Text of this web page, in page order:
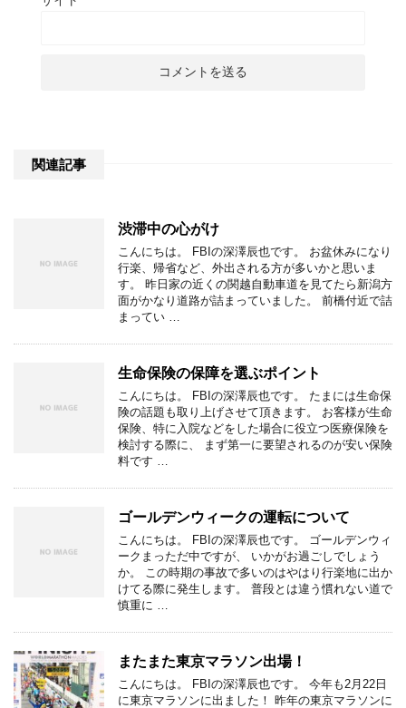
関連記事
渋滞中の心がけ
こんにちは。 FBIの深澤辰也です。 お盆休みになり
行楽、帰省など、外出される方が多いかと思いま
す。 昨日家の近くの関越自動車道を見てたら新潟方
面がかなり道路が詰まっていました。 前橋付近で詰
まってい …
生命保険の保障を選ぶポイント
こんにちは。 FBIの深澤辰也です。 たまには生命保
険の話題も取り上げさせて頂きます。 お客様が生命
保険、特に入院などをした場合に役立つ医療保険を
検討する際に、 まず第一に要望されるのが安い保険
料です …
ゴールデンウィークの運転について
こんにちは。 FBIの深澤辰也です。 ゴールデンウィ
ークまっただ中ですが、 いかがお過ごしでしょう
か。 この時期の事故で多いのはやはり行楽地に出か
けてる際に発生します。 普段とは違う慣れない道で
慎重に …
またまた東京マラソン出場！
こんにちは。 FBIの深澤辰也です。 今年も2月22日
に東京マラソンに出ました！ 昨年の東京マラソンに